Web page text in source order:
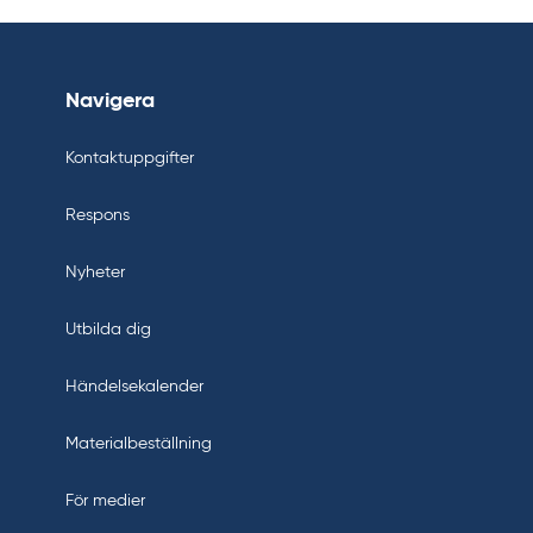
Navigera
Kontaktuppgifter
Respons
Nyheter
Utbilda dig
Händelsekalender
Materialbeställning
För medier